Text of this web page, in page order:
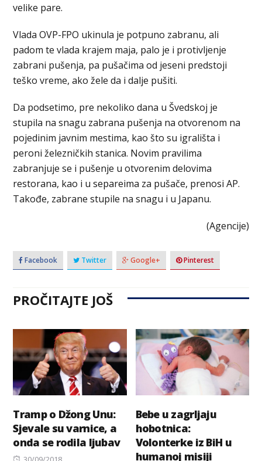
velike pare.
Vlada OVP-FPO ukinula je potpuno zabranu, ali
padom te vlada krajem maja, palo je i protivljenje
zabrani pušenja, pa pušačima od jeseni predstoji
teško vreme, ako žele da i dalje pušiti.
Da podsetimo, pre nekoliko dana u Švedskoj je
stupila na snagu zabrana pušenja na otvorenom na
pojedinim javnim mestima, kao što su igrališta i
peroni železničkih stanica. Novim pravilima
zabranjuje se i pušenje u otvorenim delovima
restorana, kao i u separeima za pušače, prenosi AP.
Takođe, zabrane stupile na snagu i u Japanu.
(Agencije)
Facebook Twitter Google+ Pinterest
PROČITAJTE JOŠ
Tramp o Džong Unu:
Sjevale su varnice, a
onda se rodila ljubav
Posted
Bebe u zagrljaju
hobotnica:
Volonterke iz BiH u
humanoj misiji